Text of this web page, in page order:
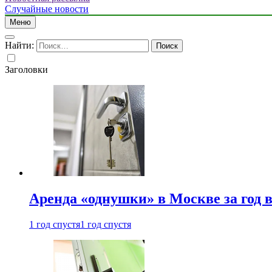
Случайные новости
Меню
Найти:
Заголовки
Аренда «однушки» в Москве за год
1 год спустя1 год спустя